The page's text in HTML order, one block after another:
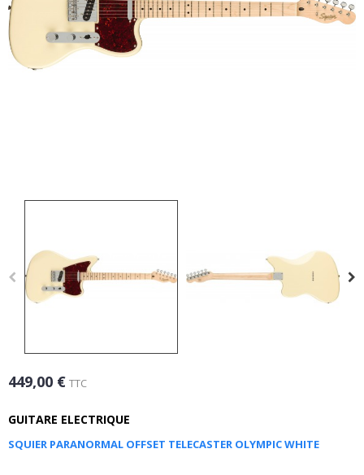
449,00 € TTC
GUITARE ELECTRIQUE
SQUIER PARANORMAL OFFSET TELECASTER OLYMPIC WHITE